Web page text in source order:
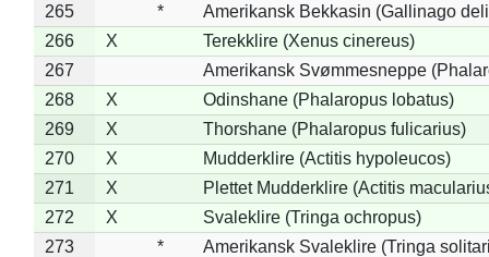
265
*
Amerikansk Bekkasin (Gallinago
266
X
Terekklire (Xenus cinereus)
267
Amerikansk Svømmesneppe
268
X
Odinshane (Phalaropus lobatus)
269
X
Thorshane (Phalaropus fulicarius)
270
X
Mudderklire (Actitis hypoleucos)
271
X
Plettet Mudderklire (Actitis
272
X
Svaleklire (Tringa ochropus)
273
*
Amerikansk Svaleklire (Tringa